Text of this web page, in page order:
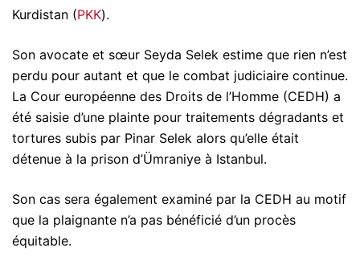
Kurdistan (PKK).
Son avocate et sœur Seyda Selek estime que rien n’est
perdu pour autant et que le combat judiciaire continue.
La Cour européenne des Droits de l’Homme (CEDH) a
été saisie d’une plainte pour traitements dégradants et
tortures subis par Pinar Selek alors qu’elle était
détenue à la prison d’Ümraniye à Istanbul.
Son cas sera également examiné par la CEDH au motif
que la plaignante n’a pas bénéficié d’un procès
équitable.